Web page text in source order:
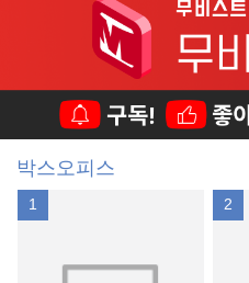
박스오피스
1 2